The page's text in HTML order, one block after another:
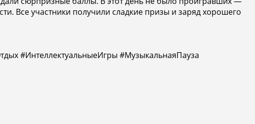
Все участники получили сладкие призы и заряд хорошего
#ИнтеллектуальныеИгры #МузыкальнаяПауза